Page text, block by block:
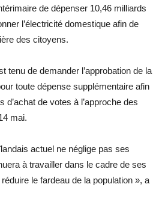
de dépenser 10,46 milliards
l’électricité domestique afin de
des citoyens.
tenu de demander l’approbation de la
toute dépense supplémentaire afin
d’achat de votes à l’approche des
mai.
actuel ne néglige pas ses
à travailler dans le cadre de ses
le fardeau de la population », a